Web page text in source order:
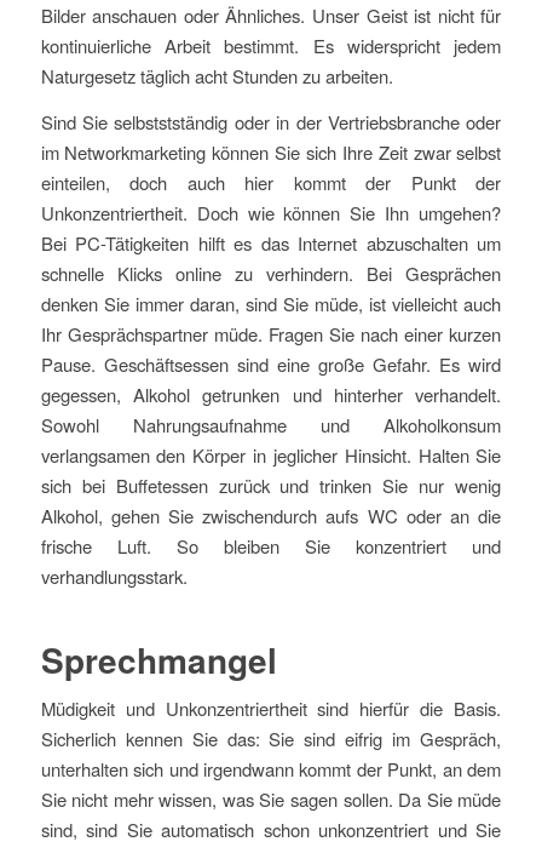
Bilder anschauen oder Ähnliches. Unser Geist ist nicht für
kontinuierliche Arbeit bestimmt. Es widerspricht jedem
Naturgesetz täglich acht Stunden zu arbeiten.
Sind Sie selbststständig oder in der Vertriebsbranche oder
im Networkmarketing können Sie sich Ihre Zeit zwar selbst
einteilen, doch auch hier kommt der Punkt der
Unkonzentriertheit. Doch wie können Sie Ihn umgehen?
Bei PC-Tätigkeiten hilft es das Internet abzuschalten um
schnelle Klicks online zu verhindern. Bei Gesprächen
denken Sie immer daran, sind Sie müde, ist vielleicht auch
Ihr Gesprächspartner müde. Fragen Sie nach einer kurzen
Pause. Geschäftsessen sind eine große Gefahr. Es wird
gegessen, Alkohol getrunken und hinterher verhandelt.
Sowohl Nahrungsaufnahme und Alkoholkonsum
verlangsamen den Körper in jeglicher Hinsicht. Halten Sie
sich bei Buffetessen zurück und trinken Sie nur wenig
Alkohol, gehen Sie zwischendurch aufs WC oder an die
frische Luft. So bleiben Sie konzentriert und
verhandlungsstark.
Sprechmangel
Müdigkeit und Unkonzentriertheit sind hierfür die Basis.
Sicherlich kennen Sie das: Sie sind eifrig im Gespräch,
unterhalten sich und irgendwann kommt der Punkt, an dem
Sie nicht mehr wissen, was Sie sagen sollen. Da Sie müde
sind, sind Sie automatisch schon unkonzentriert und Sie